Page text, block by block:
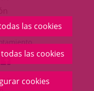
las cookies
las cookies
cookies
aplicación
externa.
ENLACE
A
UNA